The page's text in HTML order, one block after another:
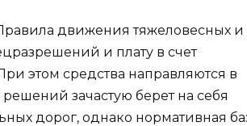
движения тяжеловесных и
и плату в счет
этом средства направляются в
зачастую берет на себя
дорог, однако нормативная